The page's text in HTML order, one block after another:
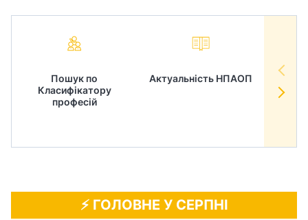
Пошук по
Класифікатору
професій
Актуальність НПАОП
⚡️ ГОЛОВНЕ У СЕРПНІ